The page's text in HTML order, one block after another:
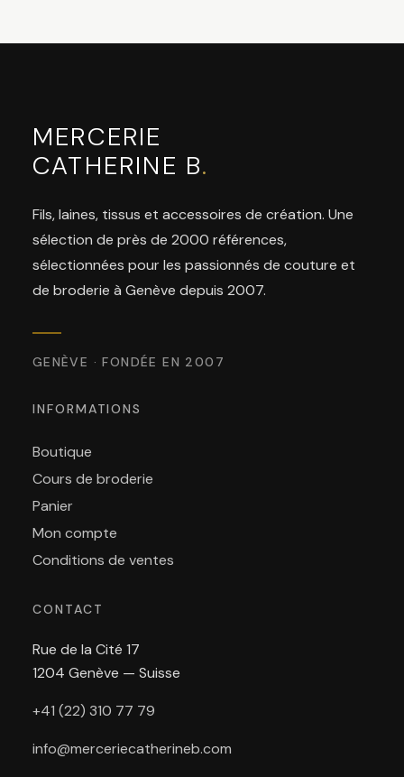
MERCERIE
CATHERINE B.
Fils, laines, tissus et accessoires de création. Une
sélection de près de 2000 références,
sélectionnées pour les passionnés de couture et
de broderie à Genève depuis 2007.
GENÈVE · FONDÉE EN 2007
INFORMATIONS
Boutique
Cours de broderie
Panier
Mon compte
Conditions de ventes
CONTACT
Rue de la Cité 17
1204 Genève — Suisse
+41 (22) 310 77 79
info@merceriecatherineb.com